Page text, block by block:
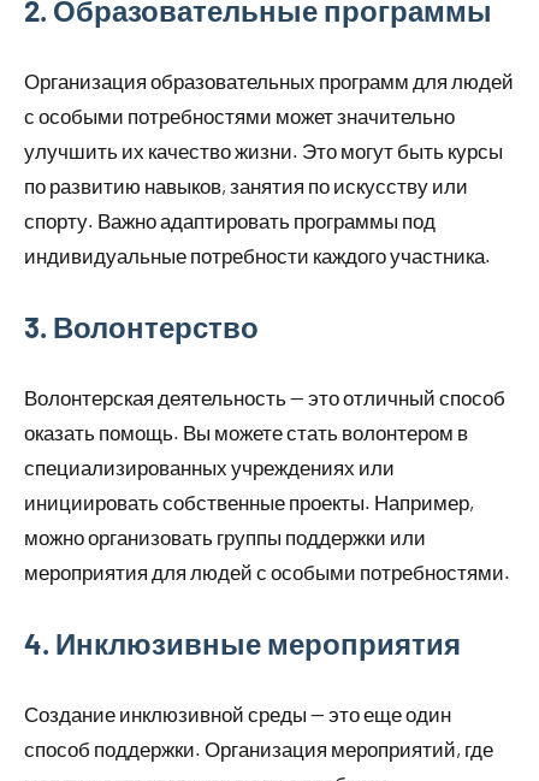
2. Образовательные программы
Организация образовательных программ для людей
с особыми потребностями может значительно
улучшить их качество жизни. Это могут быть курсы
по развитию навыков, занятия по искусству или
спорту. Важно адаптировать программы под
индивидуальные потребности каждого участника.
3. Волонтерство
Волонтерская деятельность — это отличный способ
оказать помощь. Вы можете стать волонтером в
специализированных учреждениях или
инициировать собственные проекты. Например,
можно организовать группы поддержки или
мероприятия для людей с особыми потребностями.
4. Инклюзивные мероприятия
Создание инклюзивной среды — это еще один
способ поддержки. Организация мероприятий, где